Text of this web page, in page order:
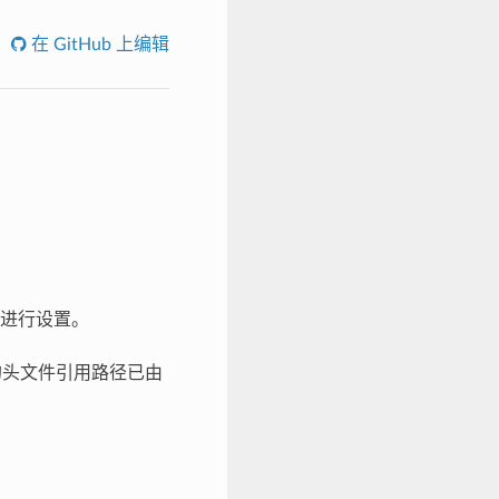
在 GitHub 上编辑
行设置。
文件引用路径已由